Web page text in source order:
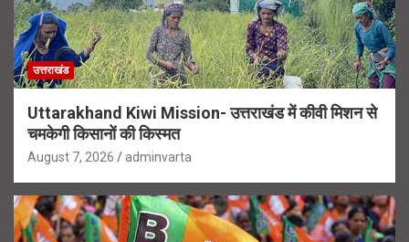
उत्तराखंड
Uttarakhand Kiwi Mission- उत्तराखंड में कीवी मिशन से
चमकेगी किसानों की किस्मत
August 7, 2026 adminvarta